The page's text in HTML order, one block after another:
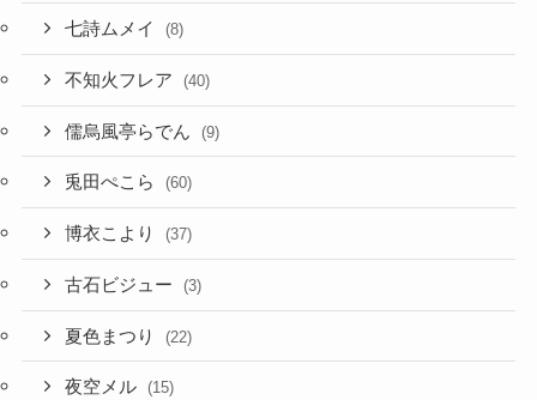
七詩ムメイ (8)
不知火フレア (40)
儒烏風亭らでん (9)
兎田ぺこら (60)
博衣こより (37)
古石ビジュー (3)
夏色まつり (22)
夜空メル (15)